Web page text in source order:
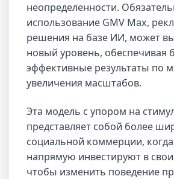
неопределенности.
использование GMV Max,
решения на базе ИИ, может
новый уровень, обеспечивая
эффективные результаты по
увеличения масштабов.
Эта модель с упором на
представляет собой более
социальной коммерции,
напрямую инвестируют в
чтобы изменить поведение